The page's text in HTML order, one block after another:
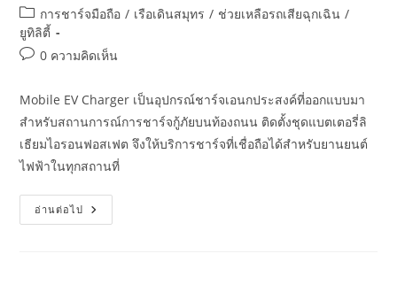
การชาร์จมือถือ / เรือเดินสมุทร / ช่วยเหลือรถเสียฉุกเฉิน /
ยูทิลิตี้
0 ความคิดเห็น
Mobile EV Charger เป็นอุปกรณ์ชาร์จเอนกประสงค์ที่ออกแบบมา
สำหรับสถานการณ์การชาร์จกู้ภัยบนท้องถนน ติดตั้งชุดแบตเตอรี่ลิ
เธียมไอรอนฟอสเฟต จึงให้บริการชาร์จที่เชื่อถือได้สำหรับยานยนต์
ไฟฟ้าในทุกสถานที่
อ่านต่อไป